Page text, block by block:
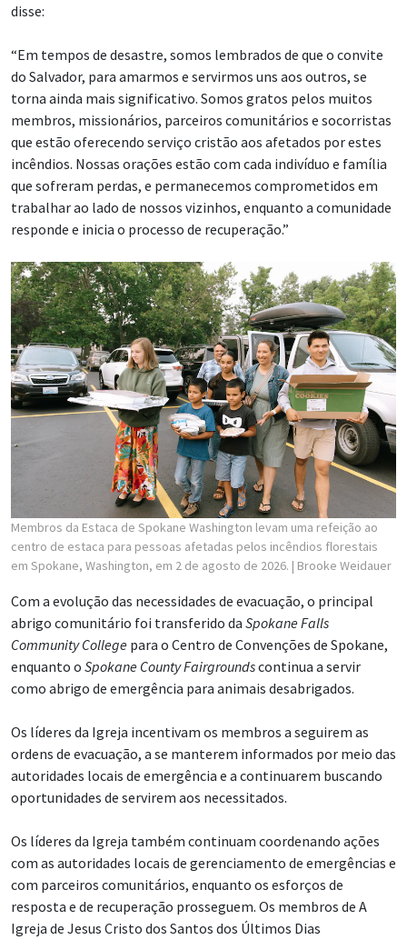
disse:
“Em tempos de desastre, somos lembrados de que o convite
do Salvador, para amarmos e servirmos uns aos outros, se
torna ainda mais significativo. Somos gratos pelos muitos
membros, missionários, parceiros comunitários e socorristas
que estão oferecendo serviço cristão aos afetados por estes
incêndios. Nossas orações estão com cada indivíduo e família
que sofreram perdas, e permanecemos comprometidos em
trabalhar ao lado de nossos vizinhos, enquanto a comunidade
responde e inicia o processo de recuperação.”
Membros da Estaca de Spokane Washington levam uma refeição ao
centro de estaca para pessoas afetadas pelos incêndios florestais
em Spokane, Washington, em 2 de agosto de 2026. | Brooke Weidauer
Com a evolução das necessidades de evacuação, o principal
abrigo comunitário foi transferido da Spokane Falls
Community College para o Centro de Convenções de Spokane,
enquanto o Spokane County Fairgroundscontinua a servir
como abrigo de emergência para animais desabrigados.
Os líderes da Igreja incentivam os membros a seguirem as
ordens de evacuação, a se manterem informados por meio das
autoridades locais de emergência e a continuarem buscando
oportunidades de servirem aos necessitados.
Os líderes da Igreja também continuam coordenando ações
com as autoridades locais de gerenciamento de emergências e
com parceiros comunitários, enquanto os esforços de
resposta e de recuperação prosseguem. Os membros de A
Igreja de Jesus Cristo dos Santos dos Últimos Dias